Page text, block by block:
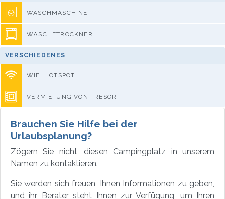
WASCHMASCHINE
WÄSCHETROCKNER
VERSCHIEDENES
WIFI HOTSPOT
VERMIETUNG VON TRESOR
Brauchen Sie Hilfe bei der
Urlaubsplanung?
Zögern Sie nicht, diesen Campingplatz in unserem
Namen zu kontaktieren.
Sie werden sich freuen, Ihnen Informationen zu geben,
und ihr Berater steht Ihnen zur Verfügung, um Ihren